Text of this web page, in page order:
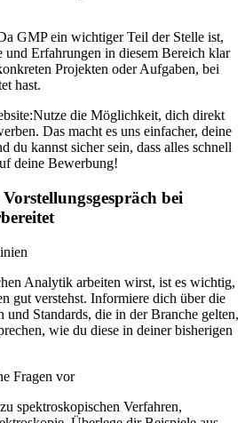
GMP ein wichtiger Teil der Stelle ist,
und Erfahrungen in diesem Bereich klar
Projekten oder Aufgaben, bei
hast.
Nutze die Möglichkeit, dich direkt
Das macht es uns einfacher, deine
du kannst sicher sein, dass alles schnell
deine Bewerbung!
bei
Analytik arbeiten wirst, ist es wichtig,
gut verstehst. Informiere dich über die
und Standards, die in der Branche gelten,
wie du diese in deiner bisherigen
Fragen vor
spektroskopischen Verfahren,